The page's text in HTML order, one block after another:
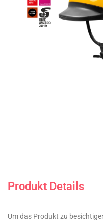
Produkt Details
Um das Produkt zu